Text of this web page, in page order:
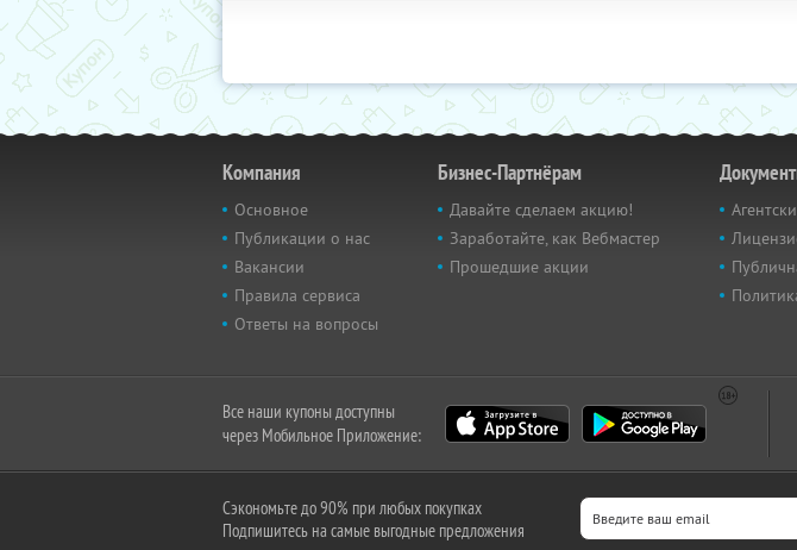
Компания
Основное
Публикации о нас
Вакансии
Правила сервиса
Ответы на вопросы
Бизнес-Партнёрам
Давайте сделаем акцию!
Заработайте, как Вебмастер
Прошедшие акции
Все наши купоны доступны
через Мобильное Приложение:
Сэкономьте до 90% при любых покупках
Подпишитесь на самые выгодные предложения